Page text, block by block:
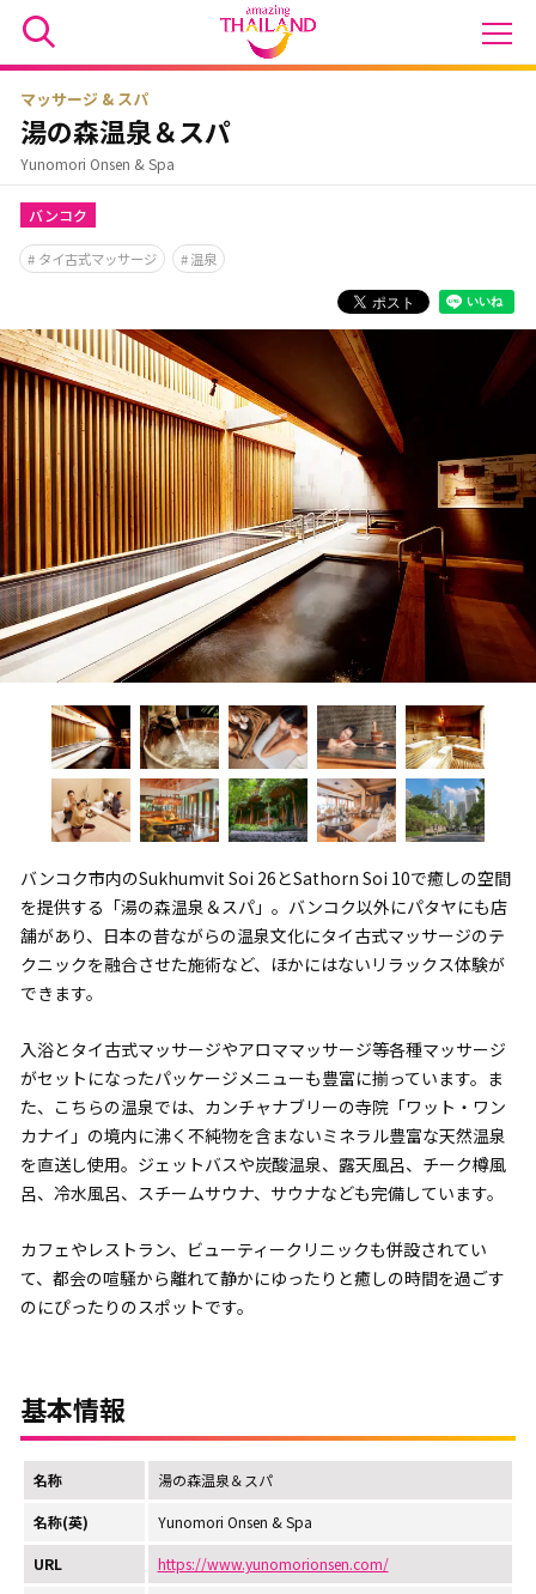
マッサージ & スパ
湯の森温泉＆スパ
Yunomori Onsen & Spa
バンコク
タイ古式マッサージ 温泉
バンコク市内のSukhumvit Soi 26とSathorn Soi 10で癒しの空間
を提供する「湯の森温泉＆スパ」。バンコク以外にパタヤにも店
舗があり、日本の昔ながらの温泉文化にタイ古式マッサージのテ
クニックを融合させた施術など、ほかにはないリラックス体験が
できます。
入浴とタイ古式マッサージやアロママッサージ等各種マッサージ
がセットになったパッケージメニューも豊富に揃っています。ま
た、こちらの温泉では、カンチャナブリーの寺院「ワット・ワン
カナイ」の境内に沸く不純物を含まないミネラル豊富な天然温泉
を直送し使用。ジェットバスや炭酸温泉、露天風呂、チーク樽風
呂、冷水風呂、スチームサウナ、サウナなども完備しています。
カフェやレストラン、ビューティークリニックも併設されてい
て、都会の喧騒から離れて静かにゆったりと癒しの時間を過ごす
のにぴったりのスポットです。
基本情報
名称 湯の森温泉＆スパ
名称(英) Yunomori Onsen & Spa
URL https://www.yunomorionsen.com/